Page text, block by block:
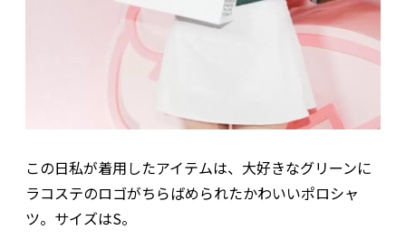
この日私が着用したアイテムは、大好きなグリーンに
ラコステのロゴがちらばめられたかわいいポロシャ
ツ。サイズはS。